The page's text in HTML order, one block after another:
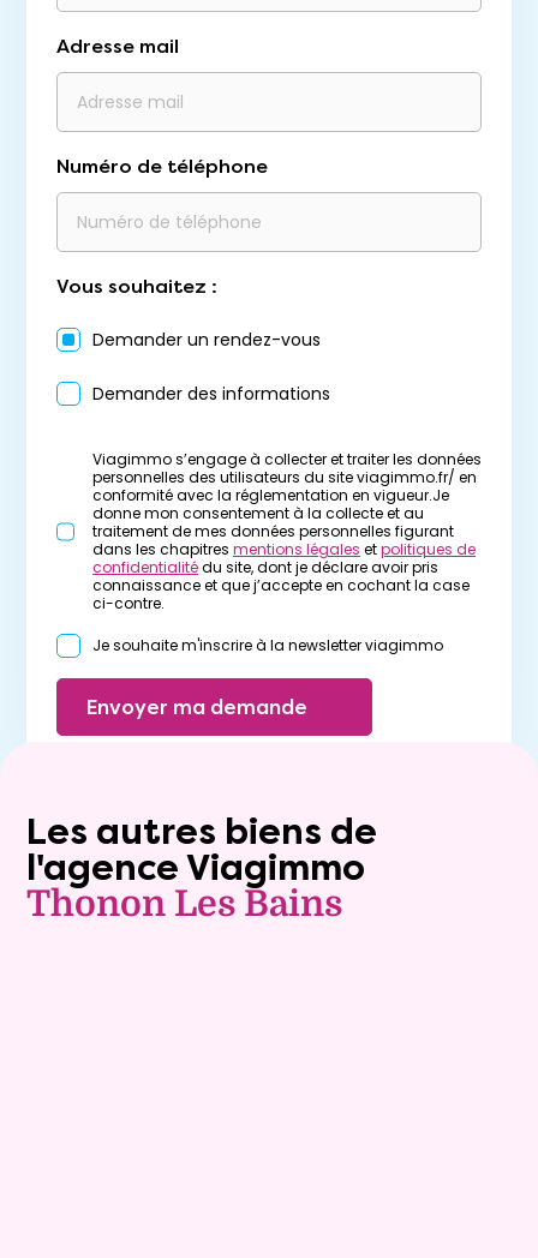
Adresse mail
Numéro de téléphone
Vous souhaitez :
Demander un rendez-vous
Demander des informations
Viagimmo s’engage à collecter et traiter les données
personnelles des utilisateurs du site viagimmo.fr/ en
conformité avec la réglementation en vigueur.Je
donne mon consentement à la collecte et au
traitement de mes données personnelles figurant
dans les chapitres mentions légales etpolitiques de
confidentialitédu site, dont je déclare avoir pris
connaissance et que j’accepte en cochant la case
ci-contre.
Je souhaite m'inscrire à la newsletter viagimmo
Envoyer ma demande
Les autres biens de
l'agence Viagimmo
Thonon Les Bains